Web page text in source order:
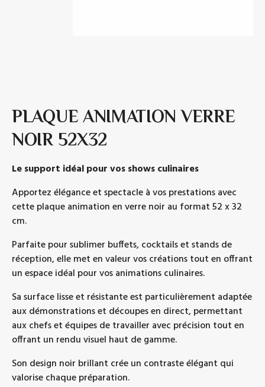
PLAQUE ANIMATION VERRE
NOIR 52X32
Le support idéal pour vos shows culinaires
Apportez élégance et spectacle à vos prestations avec
cette plaque animation en verre noir au format 52 x 32
cm.
Parfaite pour sublimer buffets, cocktails et stands de
réception, elle met en valeur vos créations tout en offrant
un espace idéal pour vos animations culinaires.
Sa surface lisse et résistante est particulièrement adaptée
aux démonstrations et découpes en direct, permettant
aux chefs et équipes de travailler avec précision tout en
offrant un rendu visuel haut de gamme.
Son design noir brillant crée un contraste élégant qui
valorise chaque préparation.